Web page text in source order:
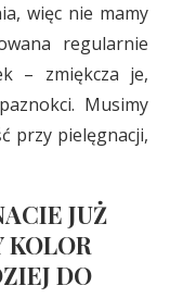
więc nie mamy
regularnie
– zmiękcza je,
Musimy
przy pielęgnacji,
JUŻ
KOLOR
DO